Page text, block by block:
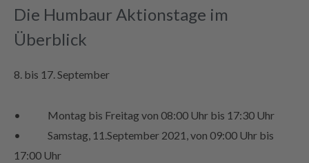
Die Humbaur Aktionstage im
Überblick
8. bis 17. September
• Montag bis Freitag von 08:00 Uhr bis 17:30 Uhr
• Samstag, 11.September 2021, von 09:00 Uhr bis
17:00 Uhr